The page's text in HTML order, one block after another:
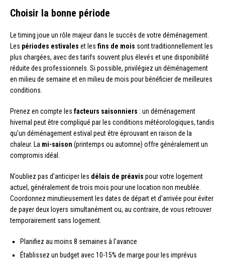
Choisir la bonne période
Le timing joue un rôle majeur dans le succès de votre déménagement.
Les périodes estivales et les fins de mois sont traditionnellement les
plus chargées, avec des tarifs souvent plus élevés et une disponibilité
réduite des professionnels. Si possible, privilégiez un déménagement
en milieu de semaine et en milieu de mois pour bénéficier de meilleures
conditions.
Prenez en compte les facteurs saisonniers : un déménagement
hivernal peut être compliqué par les conditions météorologiques, tandis
qu’un déménagement estival peut être éprouvant en raison de la
chaleur. La mi-saison (printemps ou automne) offre généralement un
compromis idéal.
N’oubliez pas d’anticiper les délais de préavis pour votre logement
actuel, généralement de trois mois pour une location non meublée.
Coordonnez minutieusement les dates de départ et d’arrivée pour éviter
de payer deux loyers simultanément ou, au contraire, de vous retrouver
temporairement sans logement.
Planifiez au moins 8 semaines à l’avance
Établissez un budget avec 10-15% de marge pour les imprévus